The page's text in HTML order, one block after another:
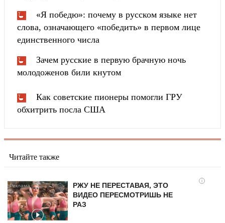
«Я победю»: почему в русском языке нет
слова, означающего «победить» в первом лице
единственного числа
Зачем русские в первую брачную ночь
молодоженов били кнутом
Как советские пионеры помогли ГРУ
обхитрить посла США
Читайте также
i
РЖУ НЕ ПЕРЕСТАВАЯ, ЭТО
ВИДЕО ПЕРЕСМОТРИШЬ НЕ
РАЗ